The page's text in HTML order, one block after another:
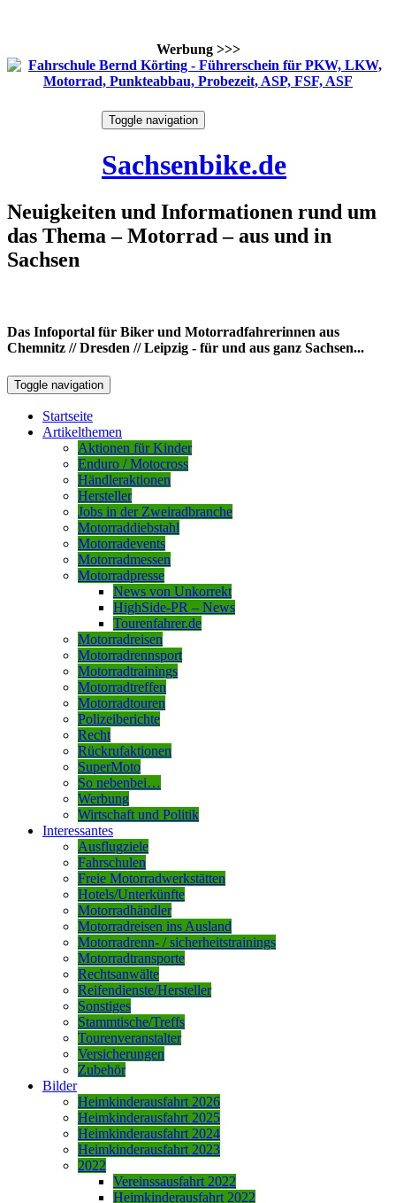
Werbung >>>
Toggle navigation
Sachsenbike.de
Neuigkeiten und Informationen rund um
das Thema – Motorrad – aus und in
Sachsen
Das Infoportal für Biker und Motorradfahrerinnen aus
Chemnitz // Dresden // Leipzig - für und aus ganz Sachsen...
Toggle navigation
Startseite
Artikelthemen
Aktionen für Kinder
Enduro / Motocross
Händleraktionen
Hersteller
Jobs in der Zweiradbranche
Motorraddiebstahl
Motorradevents
Motorradmessen
Motorradpresse
News von Unkorrekt
HighSide-PR – News
Tourenfahrer.de
Motorradreisen
Motorradrennsport
Motorradtrainings
Motorradtreffen
Motorradtouren
Polizeiberichte
Recht
Rückrufaktionen
SuperMoto
So nebenbei…
Werbung
Wirtschaft und Politik
Interessantes
Ausflugziele
Fahrschulen
Freie Motorradwerkstätten
Hotels/Unterkünfte
Motorradhändler
Motorradreisen ins Ausland
Motorradrenn- / sicherheitstrainings
Motorradtransporte
Rechtsanwälte
Reifendienste/Hersteller
Sonstiges
Stammtische/Treffs
Tourenveranstalter
Versicherungen
Zubehör
Bilder
Heimkinderausfahrt 2026
Heimkinderausfahrt 2025
Heimkinderausfahrt 2024
Heimkinderausfahrt 2023
2022
Vereinssausfahrt 2022
Heimkinderausfahrt 2022